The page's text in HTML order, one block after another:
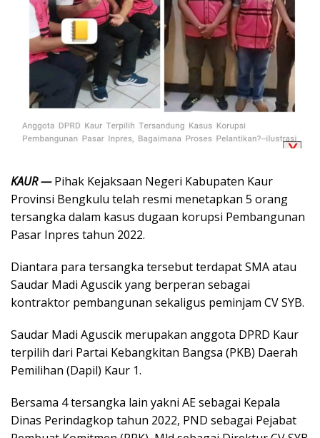
KAUR — Pihak Kejaksaan Negeri Kabupaten Kaur
Provinsi Bengkulu telah resmi menetapkan 5 orang
tersangka dalam kasus dugaan korupsi Pembangunan
Pasar Inpres tahun 2022.
Diantara para tersangka tersebut terdapat SMA atau
Saudar Madi Aguscik yang berperan sebagai
kontraktor pembangunan sekaligus peminjam CV SYB.
Saudar Madi Aguscik merupakan anggota DPRD Kaur
terpilih dari Partai Kebangkitan Bangsa (PKB) Daerah
Pemilihan (Dapil) Kaur 1.
Bersama 4 tersangka lain yakni AE sebagai Kepala
Dinas Perindagkop tahun 2022, PND sebagai Pejabat